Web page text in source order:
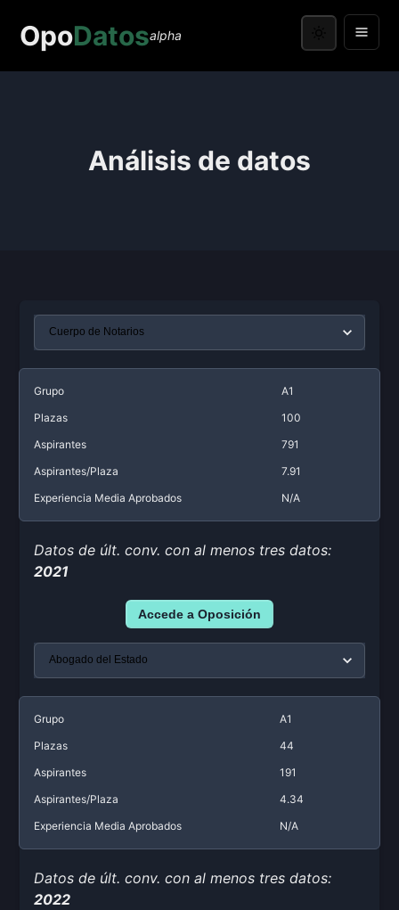
OpoDatosalpha
Análisis de datos
Grupo
A1
Plazas
100
Aspirantes
791
Aspirantes/Plaza
7.91
Experiencia Media Aprobados
N/A
Datos de últ. conv. con al menos tres datos:
2021
Accede a Oposición
Grupo
A1
Plazas
44
Aspirantes
191
Aspirantes/Plaza
4.34
Experiencia Media Aprobados
N/A
Datos de últ. conv. con al menos tres datos:
2022